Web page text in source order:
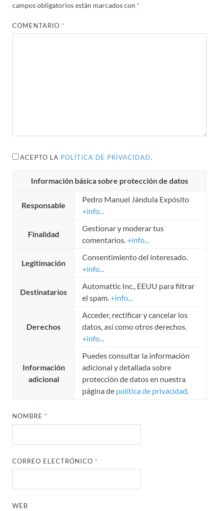
campos obligatorios están marcados con *
COMENTARIO *
ACEPTO LA POLÍTICA DE PRIVACIDAD.
Información básica sobre protección de datos
Responsable
Pedro Manuel Jándula Expósito
+info...
Finalidad
Gestionar y moderar tus
comentarios.+info...
Legitimación
Consentimiento del interesado.
+info...
Destinatarios
Automattic Inc., EEUU para filtrar
el spam.+info...
Derechos
Acceder, rectificar y cancelar los
datos, así como otros derechos.
+info...
Información
adicional
Puedes consultar la información
adicional y detallada sobre
protección de datos en nuestra
página de política de privacidad.
NOMBRE *
CORREO ELECTRÓNICO *
WEB